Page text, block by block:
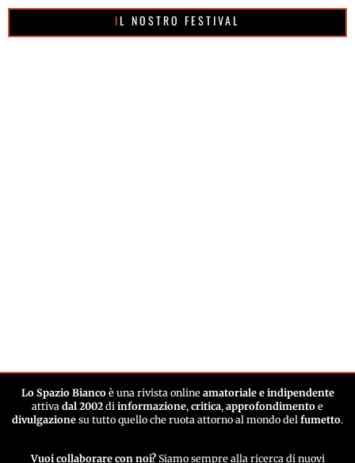
IL NOSTRO FESTIVAL
Lo Spazio Biancoè una rivista online amatoriale e indipendente
attiva dal 2002 di informazione, critica, approfondimento e
divulgazione su tutto quello che ruota attorno al mondo del fumetto.
Vuoi collaborare con noi? Siamo sempre alla ricerca di nuovi